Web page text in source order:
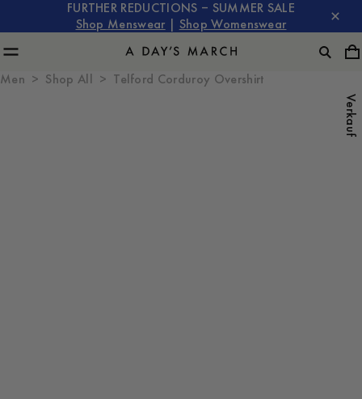
FURTHER REDUCTIONS – SUMMER SALE
Shop Menswear
Shop Womenswear
Men Shop All Telford Corduroy Overshirt
Verkauf